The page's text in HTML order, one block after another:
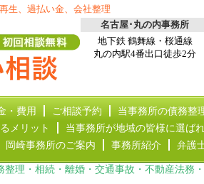
生、過払い金、会社整理
名古屋･丸の内事務所
地下鉄 鶴舞線・桜通線
丸の内駅4番出口徒歩2分
・費用 ご相談予約 当事務所の債務整
メリット
当事務所が地域の皆様に選ば
岡崎事務所のご案内 事務所紹介 弁護
理・相続・離婚・交通事故・不動産法務